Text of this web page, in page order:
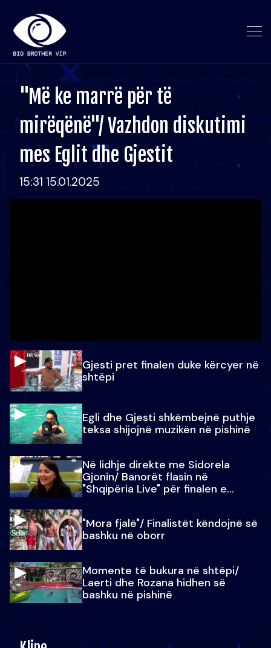
"Më ke marrë për të
mirëqënë"/ Vazhdon diskutimi
mes Eglit dhe Gjestit
15:31 15.01.2025
Gjesti pret finalen duke kërcyer në
shtëpi
Egli dhe Gjesti shkëmbejnë puthje
teksa shijojnë muzikën në pishinë
Në lidhje direkte me Sidorela
Gjonin/ Banorët flasin në
"Shqipëria Live" për finalen e
"Mora fjalë"/ Finalistët këndojnë së
bashku në oborr
Momente të bukura në shtëpi/
Laerti dhe Rozana hidhen së
bashku në pishinë